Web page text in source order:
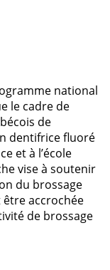
national
le cadre de
de
dentifrice fluoré
et à l’école
vise à soutenir
du brossage
être accrochée
de brossage